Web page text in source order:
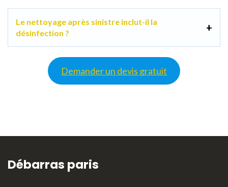
Le nettoyage après sinistre inclut-il la
désinfection ?
Demander un devis gratuit
Débarras paris